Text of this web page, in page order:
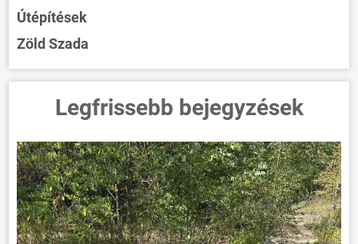
Útépítések
Zöld Szada
Legfrissebb bejegyzések